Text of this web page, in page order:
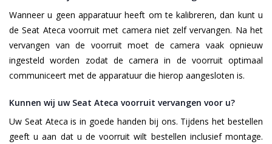
Wanneer u geen apparatuur heeft om te kalibreren, dan kunt u
de Seat Ateca voorruit met camera niet zelf vervangen. Na het
vervangen van de voorruit moet de camera vaak opnieuw
ingesteld worden zodat de camera in de voorruit optimaal
communiceert met de apparatuur die hierop aangesloten is.
Kunnen wij uw Seat Ateca voorruit vervangen voor u?
Uw Seat Ateca is in goede handen bij ons. Tijdens het bestellen
geeft u aan dat u de voorruit wilt bestellen inclusief montage.